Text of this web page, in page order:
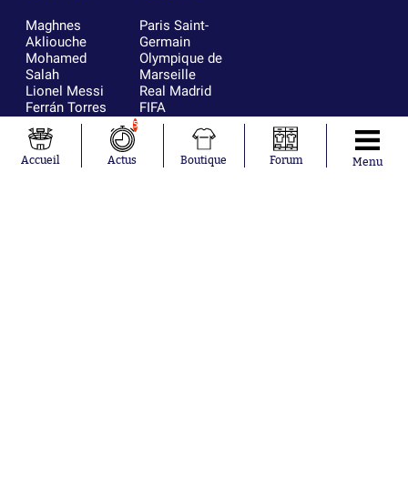
Maghnes
Akliouche
Mohamed
Salah
Lionel Messi
Ferrán Torres
Kilian Corredor
Franco
Mastantuono
Orel Mangala
Paris Saint-
Germain
Olympique de
Marseille
Real Madrid
FIFA
Olympique
AS Monaco
FC Barcelone
Accueil
5
Actus Boutique Forum Menu